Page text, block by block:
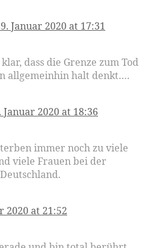
Januar 2020 at 17:31
dass die Grenze zum Tod
allgemeinhin halt denkt….
Januar 2020 at 18:36
immer noch zu viele
viele Frauen bei der
2020 at 21:52